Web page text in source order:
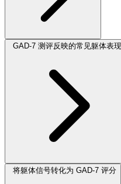
GAD-7 测评反映的常见躯体表现
将躯体信号转化为 GAD-7 评分